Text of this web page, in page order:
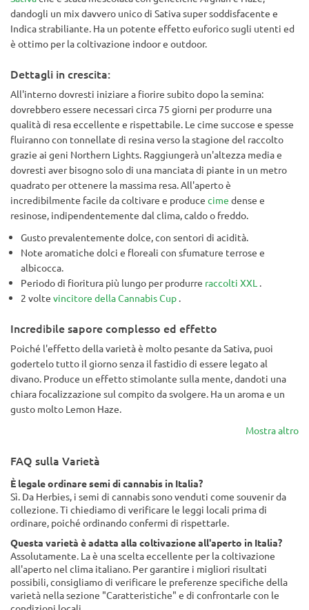
dandogli un mix davvero unico di Sativa super soddisfacente e
Indica strabiliante. Ha un potente effetto euforico sugli utenti ed
è ottimo per la coltivazione indoor e outdoor.
Dettagli in crescita:
All'interno dovresti iniziare a fiorire subito dopo la semina:
dovrebbero essere necessari circa 75 giorni per produrre una
qualità di resa eccellente e rispettabile. Le cime succose e spesse
fluiranno con tonnellate di resina verso la stagione del raccolto
grazie ai geni Northern Lights. Raggiungerà un'altezza media e
dovresti aver bisogno solo di una manciata di piante in un metro
quadrato per ottenere la massima resa. All'aperto è
incredibilmente facile da coltivare e produce cime dense e
resinose, indipendentemente dal clima, caldo o freddo.
Gusto prevalentemente dolce, con sentori di acidità.
Note aromatiche dolci e floreali con sfumature terrose e
albicocca.
Periodo di fioritura più lungo per produrre raccolti XXL .
2 volte vincitore della Cannabis Cup .
Incredibile sapore complesso ed effetto
Poiché l'effetto della varietà è molto pesante da Sativa, puoi
godertelo tutto il giorno senza il fastidio di essere legato al
divano. Produce un effetto stimolante sulla mente, dandoti una
chiara focalizzazione sul compito da svolgere. Ha un aroma e un
gusto molto Lemon Haze.
Mostra altro
FAQ sulla Varietà
È legale ordinare semi di cannabis in Italia?
Sì. Da Herbies, i semi di cannabis sono venduti come souvenir da
collezione. Ti chiediamo di verificare le leggi locali prima di
ordinare, poiché ordinando confermi di rispettarle.
Questa varietà è adatta alla coltivazione all'aperto in Italia?
Assolutamente. La è una scelta eccellente per la coltivazione
all'aperto nel clima italiano. Per garantire i migliori risultati
possibili, consigliamo di verificare le preferenze specifiche della
varietà nella sezione "Caratteristiche" e di confrontarle con le